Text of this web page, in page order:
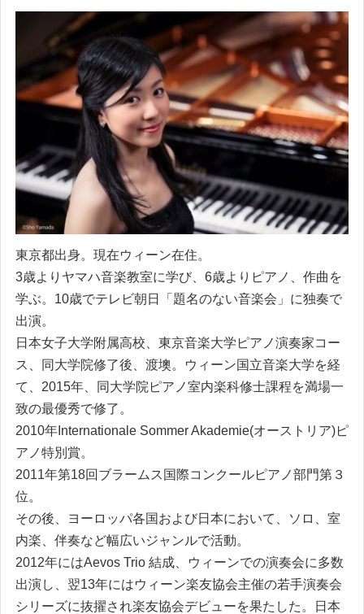
東京都出身。現在ウィーン在住。
3歳よりヤマハ音楽教室に学び、6歳よりピアノ、作曲を
学ぶ。10歳でテレビ朝日「題名のない音楽会」に独奏で
出演。
日本女子大学附属高校、東京音楽大学ピアノ演奏家コー
ス、同大学院修了後、渡墺。ウィーン国立音楽大学を経
て、2015年、同大学院ピアノ室内楽科修士課程を満場一
致の最優秀で修了。
2010年Internationale Sommer Akademie(オーストリア)ピ
アノ特別賞。
2011年第18回ブラームス国際コンクールピアノ部門第３
位。
その後、ヨーロッパ各国および日本において、ソロ、室
内楽、伴奏など幅広いジャンルで活動。
2012年にはAevos Trio 結成、ウィーンでの演奏会に多数
出演し、翌13年にはウィーン楽友協会主催の若手演奏会
シリーズに抜擢され楽友協会デビューを果たした。日本